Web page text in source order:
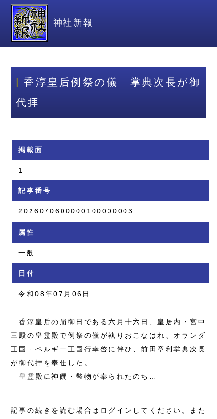
神社新報
香淳皇后例祭の儀 掌典次長が御
代拝
掲載面
1
記事番号
2026070600000100000003
属性
一般
日付
令和08年07月06日
香淳皇后の崩御日である六月十六日、皇居内・宮中
三殿の皇霊殿で例祭の儀が執りおこなはれ、オランダ
王国・ベルギー王国行幸啓に伴ひ、前田章利掌典次長
が御代拝を奉仕した。
皇霊殿に神饌・幣物が奉られたのち…
記事の続きを読む場合はログインしてください。また